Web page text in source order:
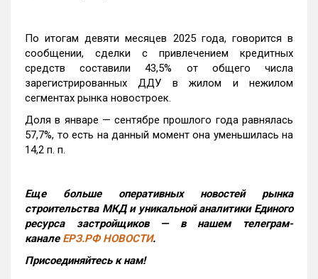
По итогам девяти месяцев 2025 года, говорится в
сообщении, сделки с привлечением кредитных
средств составили 43,5% от общего числа
зарегистрированных ДДУ в жилом и нежилом
сегментах рынка новостроек.
Доля в январе — сентябре прошлого года равнялась
57,7%, то есть на данный момент она уменьшилась на
14,2 п. п.
Еще больше оперативных новостей рынка
строительства МКД и уникальной аналитики Единого
ресурса застройщиков — в нашем телеграм-
канале ЕРЗ.РФ НОВОСТИ.
Присоединяйтесь к нам!